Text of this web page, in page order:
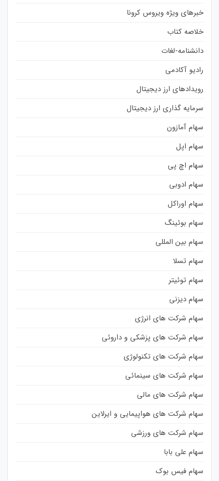
خبرهای ویژه ویروس کرونا
خلاصه کتاب
دانشنامه-لغات
رادیو آکادمی
رویدادهای ارز دیجیتال
سرمایه گذاری ارز دیجیتال
سهام آمازون
سهام اپل
سهام اچ پی
سهام ادوبی
سهام اوراکل
سهام بوئینگ
سهام بین المللی
سهام تسلا
سهام توئیتر
سهام دیزنی
سهام شرکت های انرژی
سهام شرکت های پزشکی و داروئی
سهام شرکت های تکنولوژی
سهام شرکت های سینمائی
سهام شرکت های مالی
سهام شرکت های هواپیمایی و ایرلاین
سهام شرکت های ورزشی
سهام علی بابا
سهام فیس بوک